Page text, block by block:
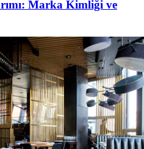
Marka Kimliği ve